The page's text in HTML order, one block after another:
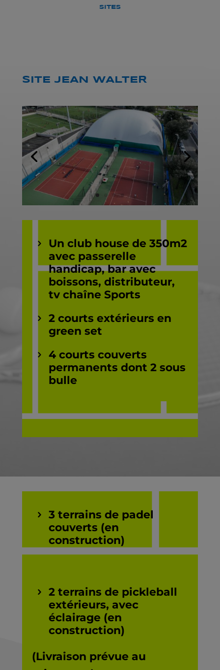
SITES
SITE JEAN WALTER
Un club house de 350m2
avec passerelle
handicap, bar avec
boissons, distributeur,
tv chaîne Sports
2 courts extérieurs en
green set
4 courts couverts
permanents dont 2 sous
bulle
3 terrains de padel
couverts (en
construction)
2 terrains de pickleball
extérieurs, avec
éclairage (en
construction)
(Livraison prévue au